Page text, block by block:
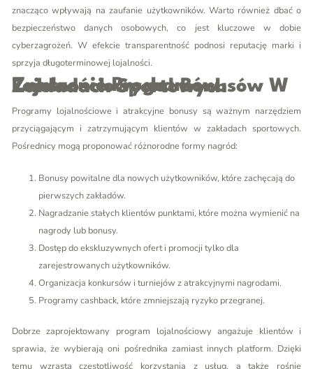
znacząco wpływają na zaufanie użytkowników. Warto również dbać o
bezpieczeństwo danych osobowych, co jest kluczowe w dobie
cyberzagrożeń. W efekcie transparentność podnosi reputację marki i
sprzyja długoterminowej lojalności.
Znaczenie Programów Lojalnościowych I Bonusów W Zakładach Sportowych
Programy lojalnościowe i atrakcyjne bonusy są ważnym narzędziem
przyciągającym i zatrzymującym klientów w zakładach sportowych.
Pośrednicy mogą proponować różnorodne formy nagród:
Bonusy powitalne dla nowych użytkowników, które zachęcają do
pierwszych zakładów.
Nagradzanie stałych klientów punktami, które można wymienić na
nagrody lub bonusy.
Dostęp do ekskluzywnych ofert i promocji tylko dla
zarejestrowanych użytkowników.
Organizacja konkursów i turniejów z atrakcyjnymi nagrodami.
Programy cashback, które zmniejszają ryzyko przegranej.
Dobrze zaprojektowany program lojalnościowy angażuje klientów i
sprawia, że wybierają oni pośrednika zamiast innych platform. Dzięki
temu wzrasta częstotliwość korzystania z usług, a także rośnie